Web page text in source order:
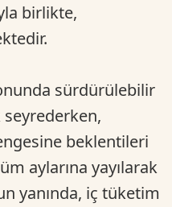
birlikte,
sürdürülebilir
seyrederken,
beklentileri
aylarına yayılarak
yanında, iç tüketim